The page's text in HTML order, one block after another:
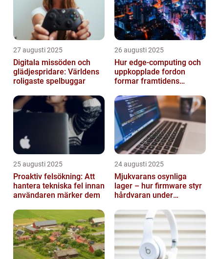
27 augusti 2025
Digitala missöden och
glädjespridare: Världens
roligaste spelbuggar
26 augusti 2025
Hur edge‑computing och
uppkopplade fordon
formar framtidens
25 augusti 2025
Proaktiv felsökning: Att
hantera tekniska fel innan
användaren märker dem
24 augusti 2025
Mjukvarans osynliga
lager – hur firmware styr
hårdvaran under